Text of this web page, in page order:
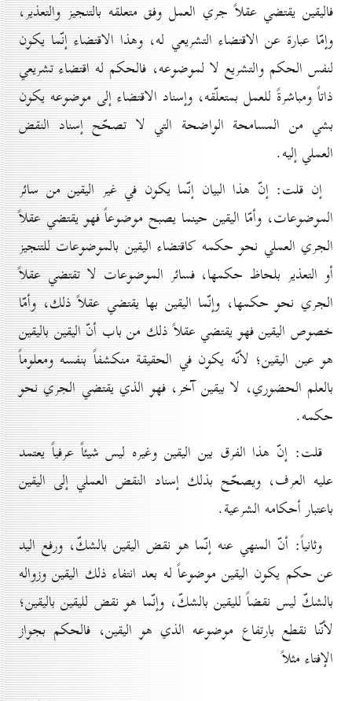
فاليقين يقتضي عقلاً جري العمل وفق متعلقه بالتنجيز والتعذير،
وإمّا عبارة عن الاقتضاء التشريعي له، وهذا الاقتضاء إنّما يكون
لنفس الحكم والتشريع لا لموضوعه، فالحكم له اقتضاء تشريعي
ذاتاً ومباشرةً للعمل بمتعلّقه، وإسناد الاقتضاء إلى موضوعه يكون
بشي من المسامحة الواضحة التي لا تصحّح إسناد النقض
العملي إليه.
إن قلت: إنّ هذا البيان إنّما يكون في غير اليقين من سائر
الموضوعات، وأمّا اليقين حينما يصبح موضوعاً فهو يقتضي عقلاً
الجري العملي نحو حكمه كاقتضاء اليقين بالموضوعات للتنجيز
أو التعذير بلحاظ حكمها، فسائر الموضوعات لا تقتضي عقلاً
الجري نحو حكمها، وإنّما اليقين بها يقتضي عقلاً ذلك، وأمّا
خصوص اليقين فهو يقتضي عقلاً ذلك من باب أنّ اليقين باليقين
هو عين اليقين؛ لأنّه يكون في الحقيقة منكشفاً بنفسه ومعلوماً
بالعلم الحضوري، لا بيقين آخر، فهو الذي يقتضي الجري نحو
حكمه.
قلت: إنّ هذا الفرق بين اليقين وغيره ليس شيئاً عرفياً يعتمد
عليه العرف، ويصحّح بذلك إسناد النقض العملي إلى اليقين
باعتبار أحكامه الشرعية.
وثانياً: أنّ المنهي عنه إنّما هو نقض اليقين بالشكّ، ورفع اليد
عن حكم يكون اليقين موضوعاً له بعد انتفاء ذلك اليقين وزواله
بالشكّ ليس نقضاً لليقين بالشكّ، وإنّما هو نقض لليقين باليقين؛
لأنّنا نقطع بارتفاع موضوعه الذي هو اليقين، فالحكم بجواز
الإفتاء مثلاً